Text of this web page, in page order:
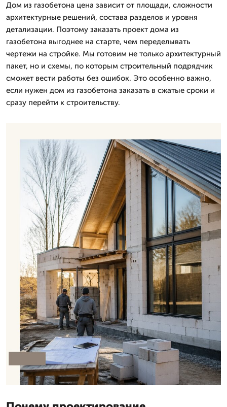
Дом из газобетона цена зависит от площади, сложности
архитектурные решений, состава разделов и уровня
детализации. Поэтому заказать проект дома из
газобетона выгоднее на старте, чем переделывать
чертежи на стройке. Мы готовим не только архитектурный
пакет, но и схемы, по которым строительный подрядчик
сможет вести работы без ошибок. Это особенно важно,
если нужен дом из газобетона заказать в сжатые сроки и
сразу перейти к строительству.